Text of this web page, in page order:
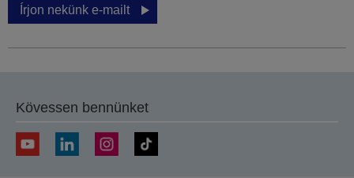
Írjon nekünk e-mailt
Kövessen bennünket